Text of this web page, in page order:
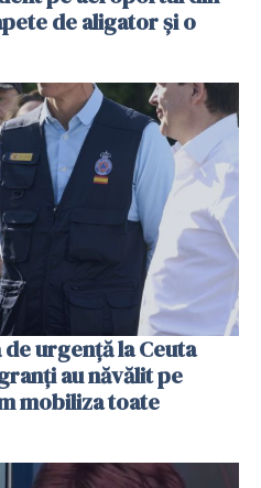
de aligator și o
urgență la Ceuta
au năvălit pe
mobiliza toate